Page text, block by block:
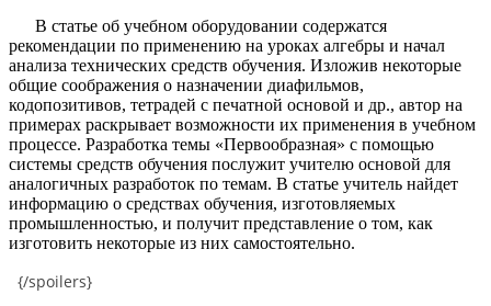
В статье об учебном оборудовании содержатся
рекомендации по применению на уроках алгебры и начал
анализа технических средств обучения. Изложив некоторые
общие соображения о назначении диафильмов,
кодопозитивов, тетрадей с печатной основой и др., автор на
примерах раскрывает возможности их применения в учебном
процессе. Разработка темы «Первообразная» с помощью
системы средств обучения послужит учителю основой для
аналогичных разработок по темам. В статье учитель найдет
информацию о средствах обучения, изготовляемых
промышленностью, и получит представление о том, как
изготовить некоторые из них самостоятельно.
{/spoilers}